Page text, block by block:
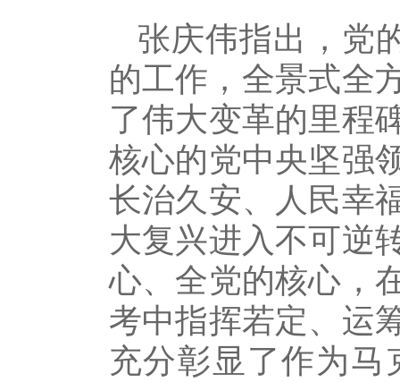
张庆伟指出，党
的工作，全景式全
了伟大变革的里程
核心的党中央坚强
长治久安、人民幸
大复兴进入不可逆
心、全党的核心，
考中指挥若定、运
充分彰显了作为马